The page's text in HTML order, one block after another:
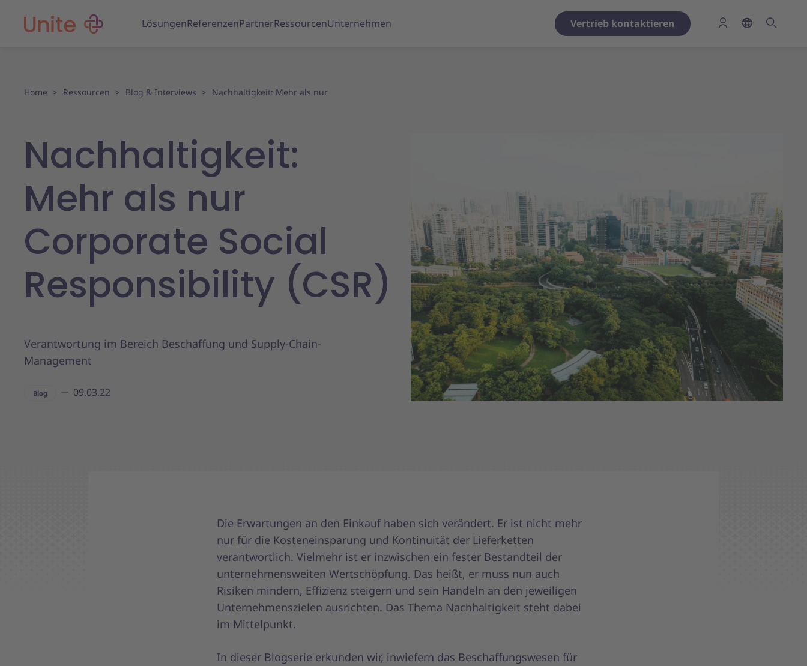
LösungenReferenzenPartnerRessourcenUnternehmen Vertrieb kontaktieren
Home Ressourcen Blog & Interviews Nachhaltigkeit: Mehr als nur
Nachhaltigkeit:
Mehr als nur
Corporate Social
Responsibility (CSR)
Verantwortung im Bereich Beschaffung und Supply-Chain-
Management
Blog 09.03.22
Die Erwartungen an den Einkauf haben sich verändert. Er ist nicht mehr
nur für die Kosteneinsparung und Kontinuität der Lieferketten
verantwortlich. Vielmehr ist er inzwischen ein fester Bestandteil der
unternehmensweiten Wertschöpfung. Das heißt, er muss nun auch
Risiken mindern, Effizienz steigern und sein Handeln an den jeweiligen
Unternehmenszielen ausrichten. Das Thema Nachhaltigkeit steht dabei
im Mittelpunkt.
In dieser Blogserie erkunden wir, inwiefern das Beschaffungswesen für